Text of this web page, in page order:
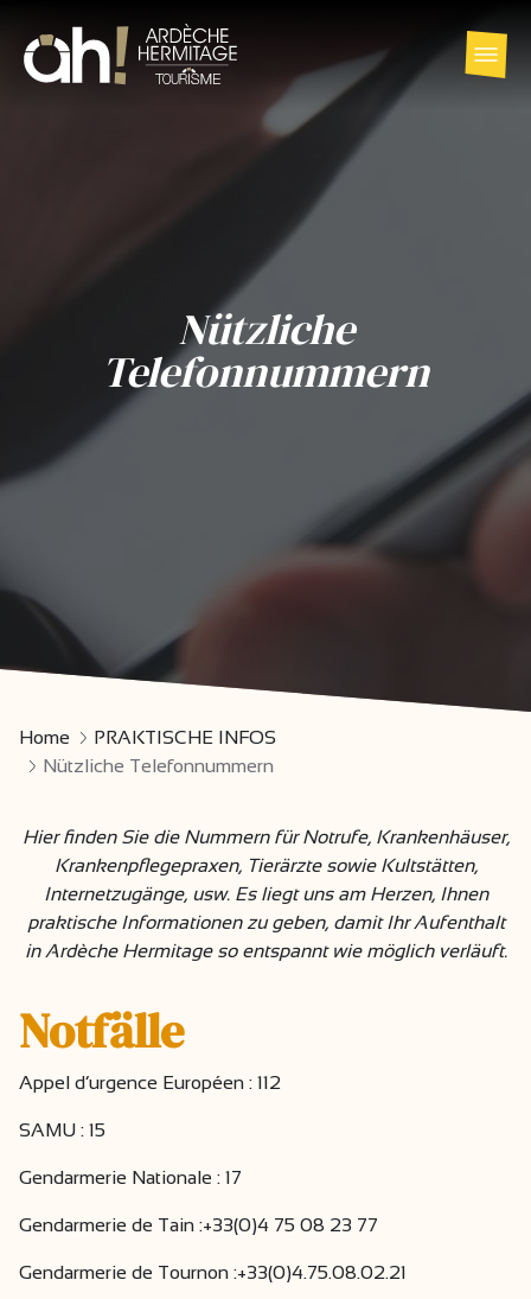
Nützliche
Telefonnummern
Home
PRAKTISCHE INFOS
Nützliche Telefonnummern
Hier finden Sie die Nummern für Notrufe, Krankenhäuser,
Krankenpflegepraxen, Tierärzte sowie Kultstätten,
Internetzugänge, usw. Es liegt uns am Herzen, Ihnen
praktische Informationen zu geben, damit Ihr Aufenthalt
in Ardèche Hermitage so entspannt wie möglich verläuft.
Notfälle
Appel d’urgence Européen : 112
SAMU : 15
Gendarmerie Nationale : 17
Gendarmerie de Tain :+33(0)4 75 08 23 77
Gendarmerie de Tournon :+33(0)4.75.08.02.21